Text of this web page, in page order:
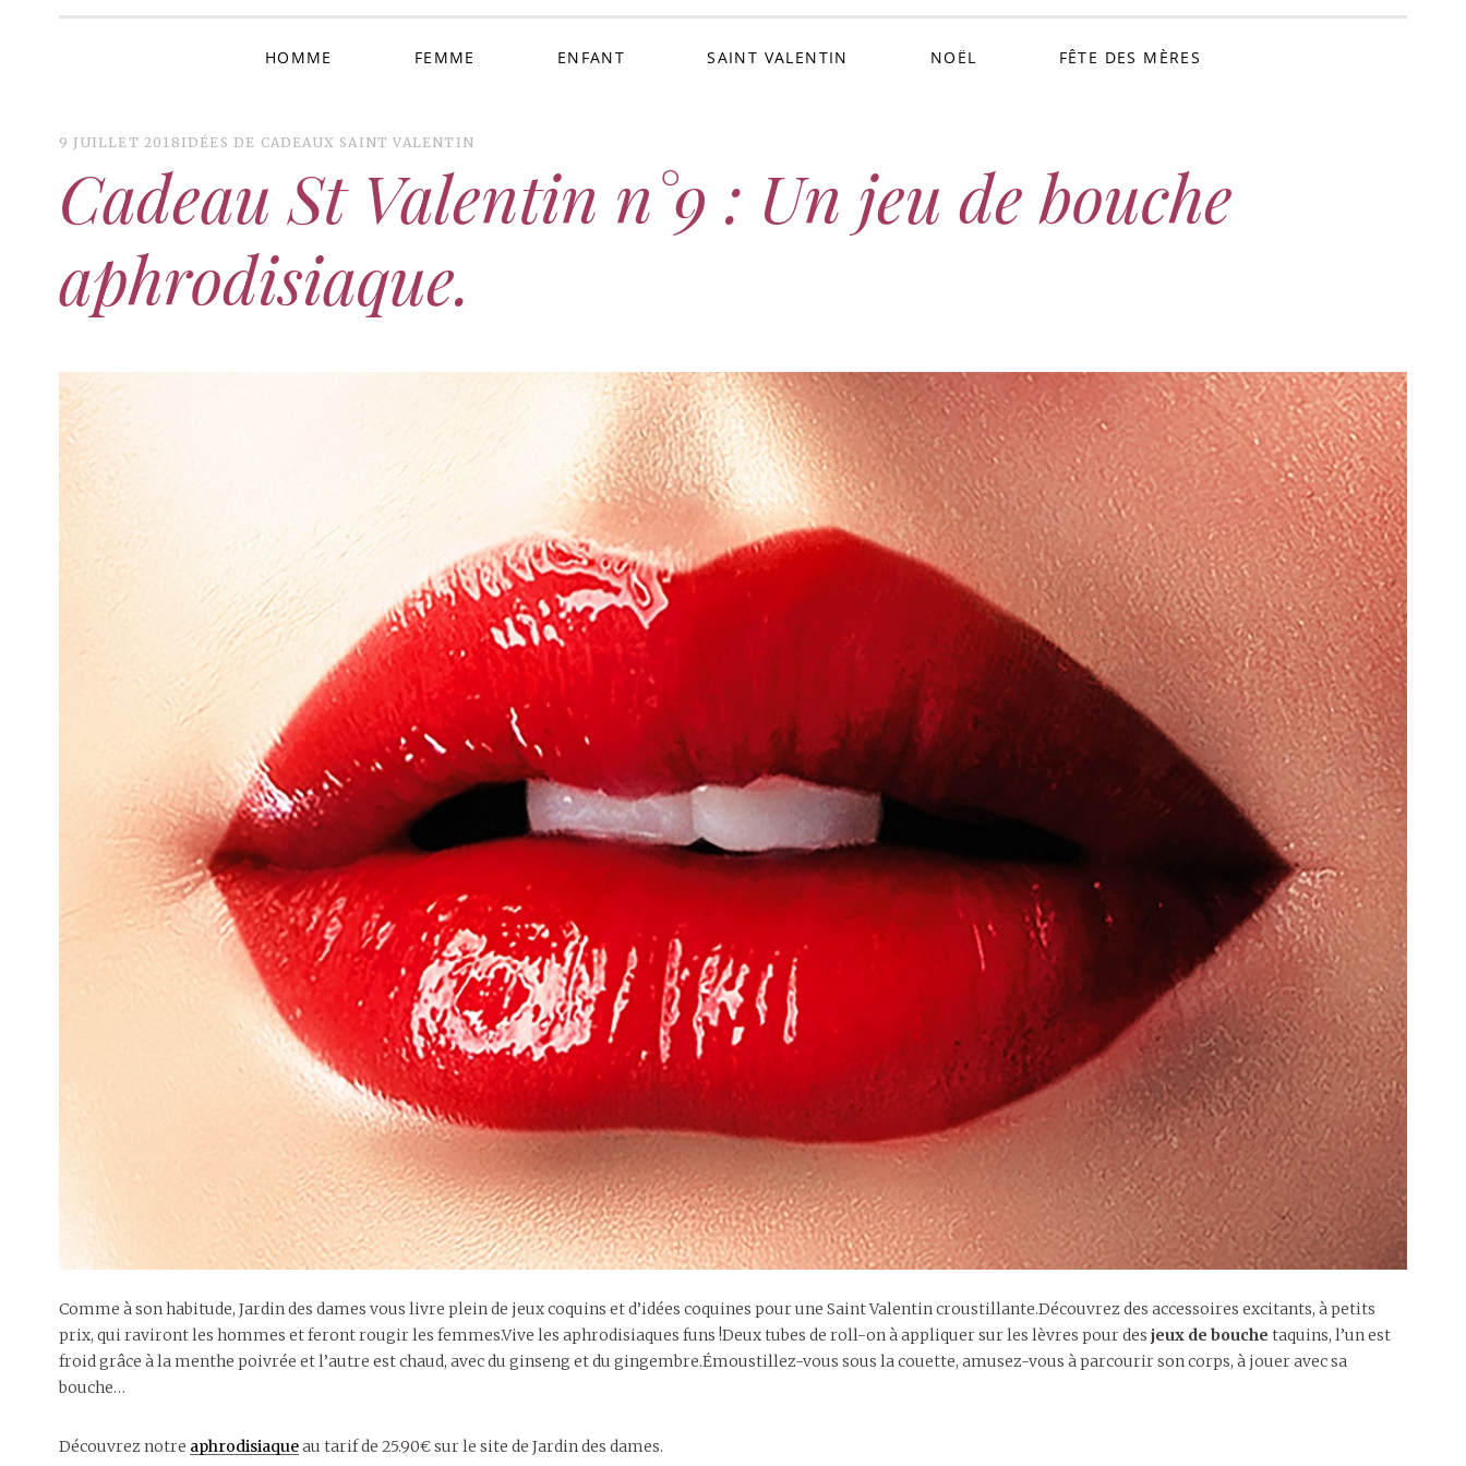
HOMME FEMME ENFANT SAINT VALENTIN NOËL FÊTE DES MÈRES
9 JUILLET 2018 IDÉES DE CADEAUX SAINT VALENTIN
Cadeau St Valentin n°9 : Un jeu de bouche
aphrodisiaque.
Comme à son habitude, Jardin des dames vous livre plein de jeux coquins et d’idées coquines pour une Saint Valentin croustillante.Découvrez des accessoires excitants, à petits
prix, qui raviront les hommes et feront rougir les femmes.Vive les aphrodisiaques funs !Deux tubes de roll-on à appliquer sur les lèvres pour des jeux de bouche taquins, l’un est
froid grâce à la menthe poivrée et l’autre est chaud, avec du ginseng et du gingembre.Émoustillez-vous sous la couette, amusez-vous à parcourir son corps, à jouer avec sa
bouche…
Découvrez notre aphrodisiaqueau tarif de 25.90€ sur le site de Jardin des dames.